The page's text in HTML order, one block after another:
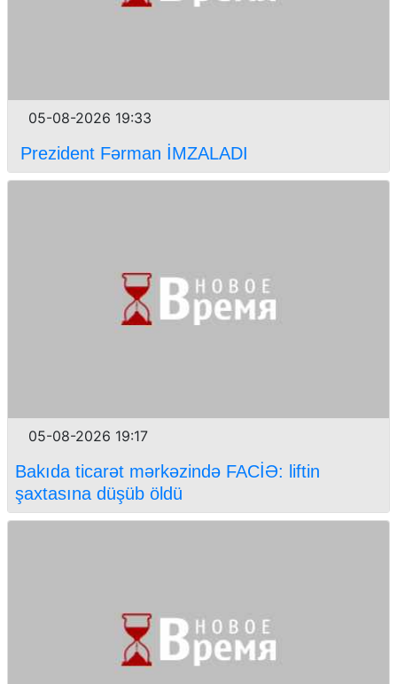
05-08-2026 19:33
Prezident Fərman İMZALADI
05-08-2026 19:17
Bakıda ticarət mərkəzində FACİƏ: liftin
şaxtasına düşüb öldü